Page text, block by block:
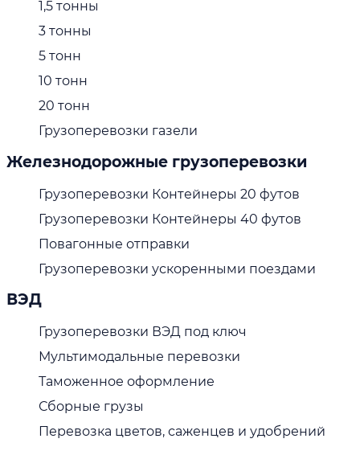
1,5 тонны
3 тонны
5 тонн
10 тонн
20 тонн
Грузоперевозки газели
Железнодорожные грузоперевозки
Грузоперевозки Контейнеры 20 футов
Грузоперевозки Контейнеры 40 футов
Повагонные отправки
Грузоперевозки ускоренными поездами
ВЭД
Грузоперевозки ВЭД под ключ
Мультимодальные перевозки
Таможенное оформление
Сборные грузы
Перевозка цветов, саженцев и удобрений